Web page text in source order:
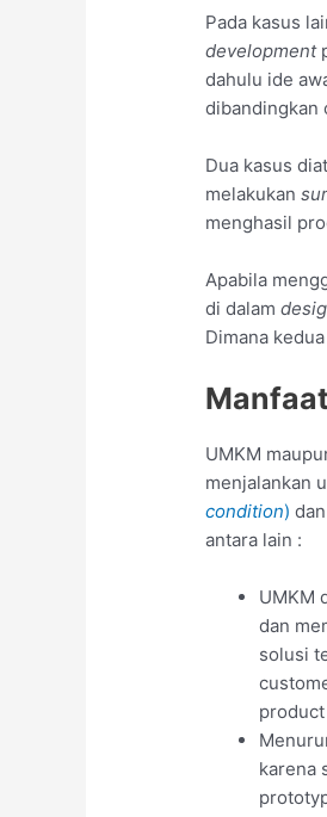
Pada kasus
development
dahulu ide
dibandingkan
Dua kasus
melakukan
menghasil
Apabila
di dalam
Dimana
UMKM
menjalankan
condition)
antara lain :
UMKM
dan
solusi
karena